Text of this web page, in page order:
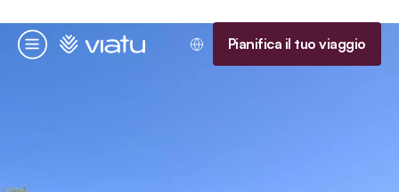
Menu
Homepage Pianifica il tuo viaggio